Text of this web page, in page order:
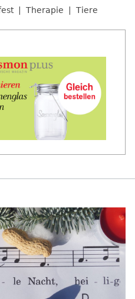
Therapie Tiere